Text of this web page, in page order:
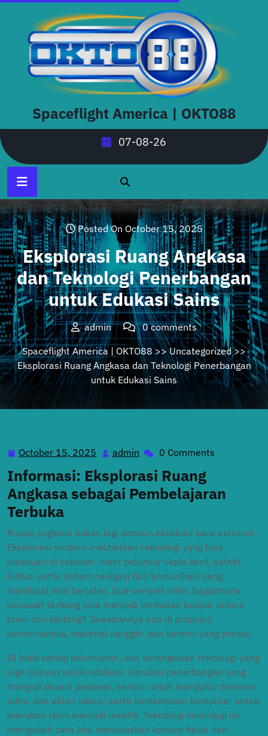
content
Spaceflight America | OKTO88
07-08-26
Posted On October 15, 2025
Eksplorasi Ruang Angkasa
dan Teknologi Penerbangan
untuk Edukasi Sains
admin
0 comments
Spaceflight America | OKTO88>>Uncategorized>>
Eksplorasi Ruang Angkasa dan Teknologi Penerbangan
untuk Edukasi Sains
October 15, 2025 October
2025
admin admin0 Comments
Informasi: Eksplorasi Ruang
Angkasa sebagai Pembelajaran
Terbuka
Ruang angkasa bukan lagi domain eksklusif para astronot.
Eksplorasi modern melibatkan teknologi yang bisa
dipelajari di sekolah: roket peluncur skala kecil, satelit
kubus, serta sistem navigasi dan komunikasi yang
membuat misi berjalan. Gue sempet mikir, bagaimana
pesawat terbang bisa menjadi jembatan belajar antara
bumi dan bintang? Jawabannya ada di propulsi,
aerodinamika, material canggih, dan kontrol yang presisi.
Di balik setiap peluncuran, ada serangkaian teknologi yang
juga relevan untuk edukasi: simulasi penerbangan yang
menguji desain pesawat, sensor untuk mengukur tekanan,
suhu, dan aliran udara; serta kemampuan komputer untuk
merubah teori menjadi praktik. Teknologi-teknologi ini
mengubah cara kita menjelaskan konsep fisika dan